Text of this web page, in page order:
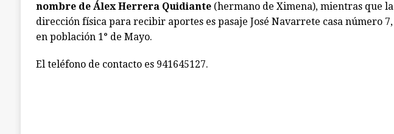
nombre de Álex Herrera Quidiante(hermano de Ximena), mientras que la
dirección física para recibir aportes es pasaje José Navarrete casa número 7,
en población 1° de Mayo.
El teléfono de contacto es 941645127.